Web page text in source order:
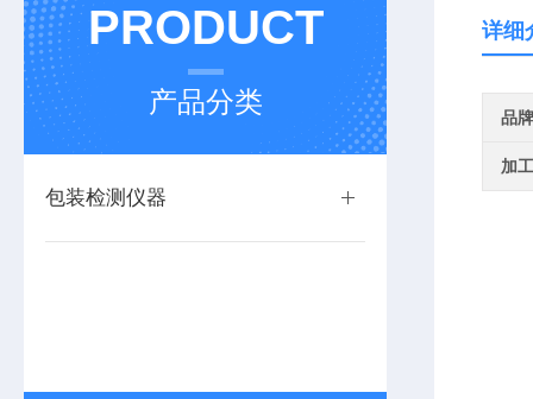
PRODUCT
产品分类
包装检测仪器
详细
品牌
加